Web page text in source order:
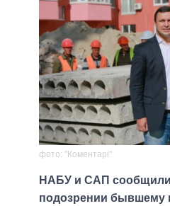
фото: "Коментарі"
НАБУ и САП
подозрении бывшему